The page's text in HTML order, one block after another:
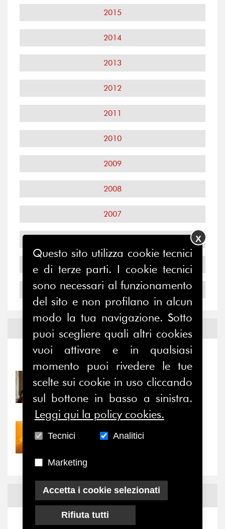
2015
2014
2013
2012
2011
2010
2009
2008
2007
2005
2004
Notizie ed Eventi
Notizie - Eventi
31/07/2026
Prima della pausa estiva,
il valore di...
30/07/2026
Nove anni dopo la
NewsFacebook
Questo sito utilizza cookie tecnici
e di terze parti. I cookie tecnici
sono necessari al funzionamento
del sito e non profilano in alcun
modo la tua navigazione. Sotto
puoi scegliere quali altri cookies
vuoi attivare e in qualsiasi
momento puoi rivedere le tue
scelte sui cookie in uso cliccando
sul bottone in basso a sinistra.
Leggi qui la policy cookies.
Tecnici Analitici
Marketing
Accetta i cookie selezionati
Rifiuta tutti
X